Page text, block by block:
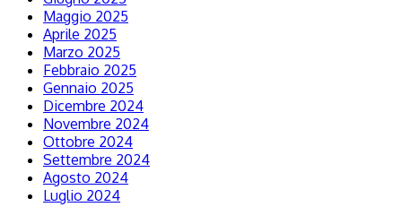
Maggio 2025
Aprile 2025
Marzo 2025
Febbraio 2025
Gennaio 2025
Dicembre 2024
Novembre 2024
Ottobre 2024
Settembre 2024
Agosto 2024
Luglio 2024